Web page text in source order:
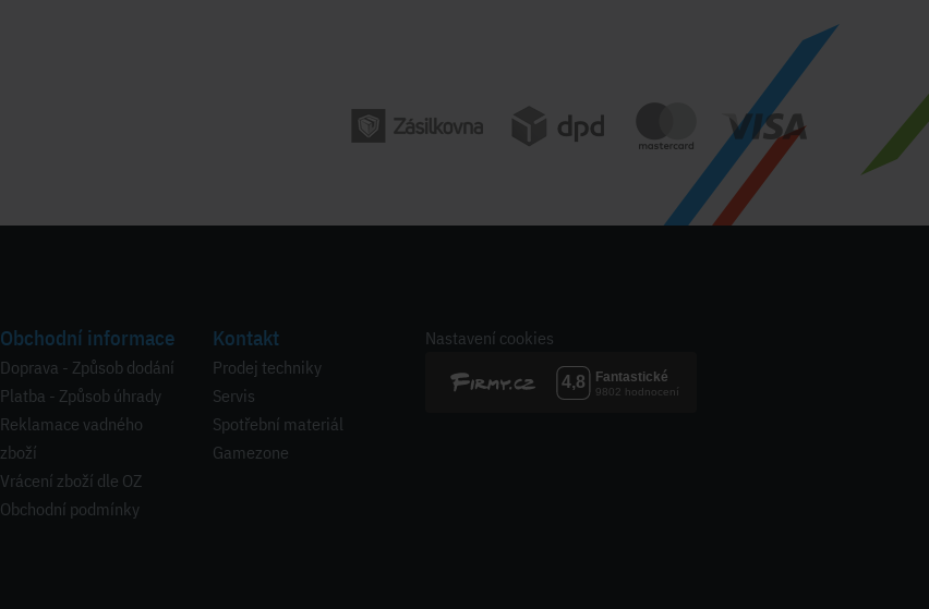
Obchodní informace
Doprava - Způsob dodání
Platba - Způsob úhrady
Reklamace vadného
zboží
Vrácení zboží dle OZ
Obchodní podmínky
Kontakt
Prodej techniky
Servis
Spotřební materiál
Gamezone
Nastavení cookies